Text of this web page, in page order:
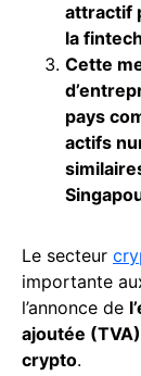
attractif
la
Cette
pays
actifs
Le secteur
importante
l’annonce de
ajoutée
crypto.